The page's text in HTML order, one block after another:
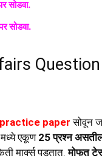
सोडवा.
सोडवा.
paper सोवून
मध्ये एकूण 25 प्रश्न
मार्क्स पडतात.मोफत